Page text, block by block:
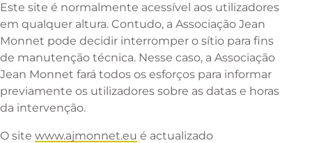
Este site é normalmente acessível aos utilizadores
em qualquer altura. Contudo, a Associação Jean
Monnet pode decidir interromper o sítio para fins
de manutenção técnica. Nesse caso, a Associação
Jean Monnet fará todos os esforços para informar
previamente os utilizadores sobre as datas e horas
da intervenção.
O site www.ajmonnet.eu é actualizado